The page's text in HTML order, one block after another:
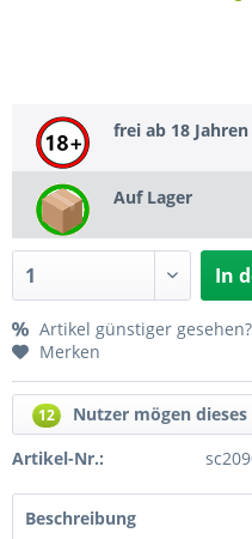
frei ab 18
Auf Lager
In
Artikel günstiger gesehen?
Merken
12 Nutzer mögen
Artikel-Nr.:
Beschreibung